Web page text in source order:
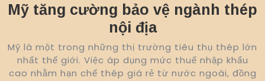
Mỹ tăng cường bảo vệ ngành thép
nội địa
Mỹ là một trong những thị trường tiêu thụ thép lớn
nhất thế giới. Việc áp dụng mức thuế nhập khẩu
cao nhằm hạn chế thép giá rẻ từ nước ngoài, đồng